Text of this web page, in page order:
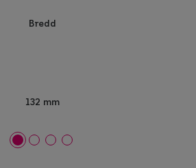
Bredd
132 mm